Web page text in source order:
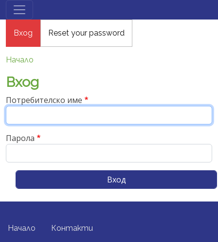
Премини към основното съдържание
Primary tabs
Вход Reset your password
Начало
Вход
Потребителско име
Парола
FOOTER MENU
Начало Контакти